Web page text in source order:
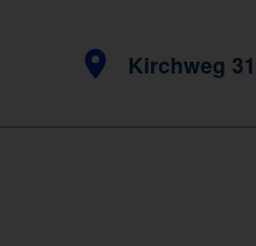
Kirchweg